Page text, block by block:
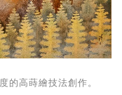
的高蒔繪技法創作。